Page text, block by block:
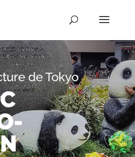
de Tokyo